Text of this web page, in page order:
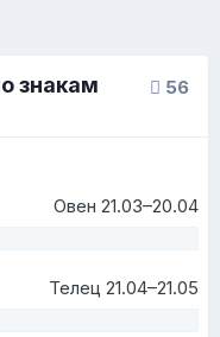
56
знакам
Овен 21.03–20.04
Телец 21.04–21.05